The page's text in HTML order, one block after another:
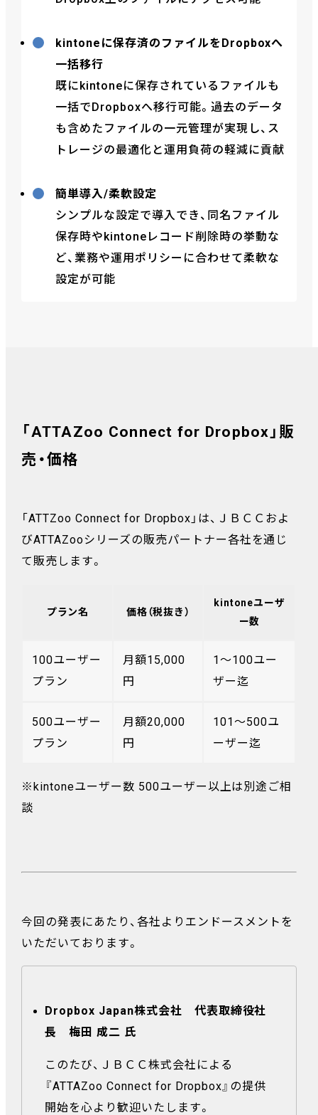
kintoneに保存済のファイルをDropboxへ
一括移行
既にkintoneに保存されているファイルも
一括でDropboxへ移行可能。過去のデータ
も含めたファイルの一元管理が実現し、ス
トレージの最適化と運用負荷の軽減に貢献
簡単導入/柔軟設定
シンプルな設定で導入でき、同名ファイル
保存時やkintoneレコード削除時の挙動な
ど、業務や運用ポリシーに合わせて柔軟な
設定が可能
「ATTAZoo Connect for Dropbox」販
売・価格
「ATTZoo Connect for Dropbox」は、ＪＢＣＣおよ
びATTAZooシリーズの販売パートナー各社を通じ
て販売します。
プラン名 価格（税抜き）
kintoneユーザ
ー数
100ユーザー
プラン
月額15,000
円
1～100ユー
ザー迄
500ユーザー
プラン
月額20,000
円
101～500ユ
ーザー迄
※kintoneユーザー数 500ユーザー以上は別途ご相
談
今回の発表にあたり、各社よりエンドースメントを
いただいております。
Dropbox Japan株式会社 代表取締役社
長 梅田 成二 氏
このたび、ＪＢＣＣ株式会社による
『ATTAZoo Connect for Dropbox』の提供
開始を心より歓迎いたします。